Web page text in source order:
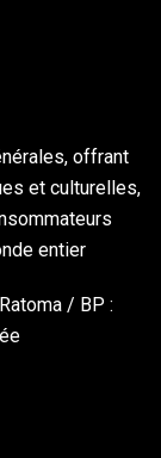
offrant
et culturelles,
entier
/ BP :